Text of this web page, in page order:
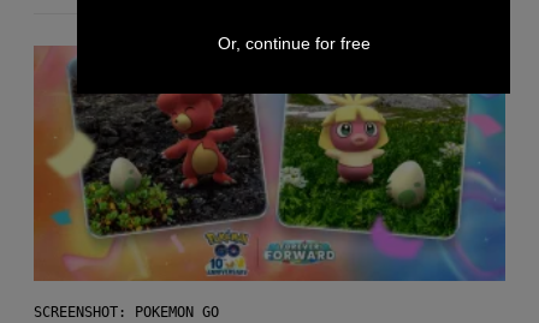
SCREENSHOT: POKEMON GO
Or, continue for free